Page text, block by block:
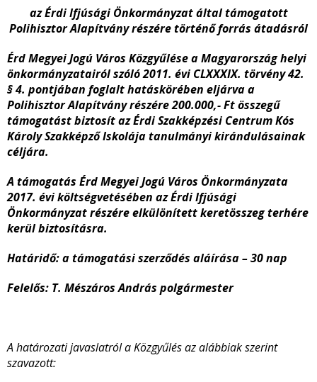
az Érdi Ifjúsági Önkormányzat által támogatott
Polihisztor Alapítványrészére történő forrás átadásról
Érd Megyei Jogú Város Közgyűlése a Magyarország helyi
önkormányzatairól szóló 2011. évi CLXXXIX. törvény 42.
§ 4. pontjában foglalt hatáskörében eljárvaa
Polihisztor Alapítvány részére 200.000,- Ft összegű
támogatást biztosít az Érdi Szakképzési Centrum Kós
Károly Szakképző Iskolája tanulmányi kirándulásainak
céljára.
A támogatás Érd Megyei Jogú Város Önkormányzata
2017. évi költségvetésében az Érdi Ifjúsági
Önkormányzat részére elkülönített keretösszeg terhére
kerül biztosításra.
Határidő: a támogatási szerződés aláírása – 30 nap
Felelős: T. Mészáros András polgármester
A határozati javaslatról a Közgyűlés az alábbiak szerint
szavazott: